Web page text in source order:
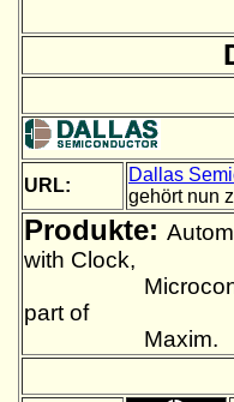
URL:
Dallas
gehört nun
Produkte:
with Clock,
Microcontroller
part of
Maxim.